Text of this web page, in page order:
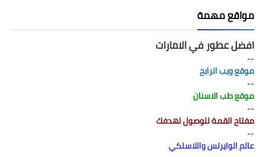
مواقع مهمة
افضل عطور في الامارات
--
موقع ويب الرابح
--
موقع طب الاسنان
--
مفتاح القمة للوصول لهدفك
--
عالم الوايرلس واللاسلكي